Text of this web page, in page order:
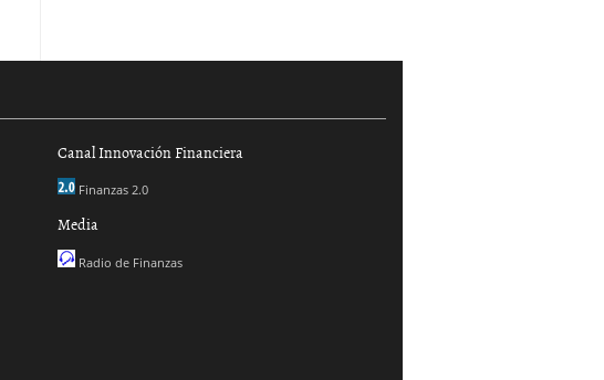
Canal Innovación Financiera
Finanzas 2.0
Media
Radio de Finanzas